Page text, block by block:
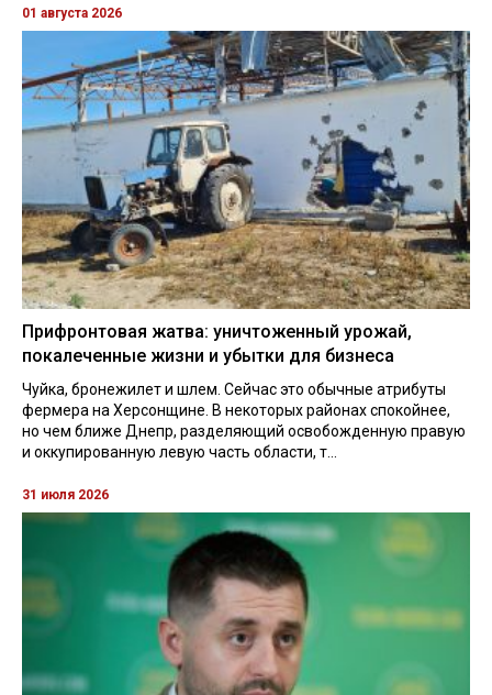
01 августа 2026
Прифронтовая жатва: уничтоженный урожай,
покалеченные жизни и убытки для бизнеса
Чуйка, бронежилет и шлем. Сейчас это обычные атрибуты
фермера на Херсонщине. В некоторых районах спокойнее,
но чем ближе Днепр, разделяющий освобожденную правую
и оккупированную левую часть области, т...
31 июля 2026